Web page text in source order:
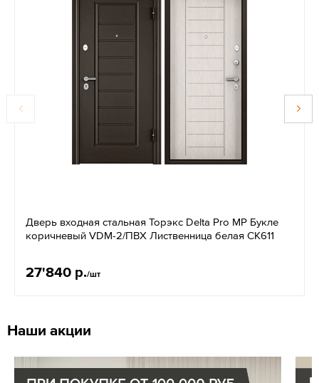
Дверь входная стальная Торэкс Delta Pro МP Букле
коричневый VDM-2/ПВХ Лиственница белая СК611
27'840 р./шт
Наши акции